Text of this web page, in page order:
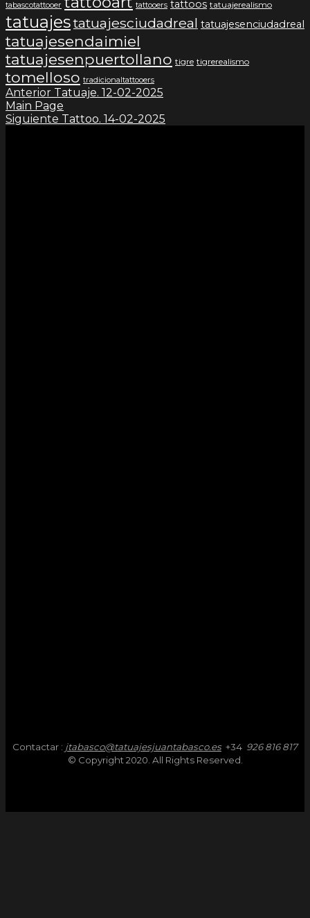
tabascotattooer tattooers tattoos tatuajerealismo
tatuajestatuajesciudadreal tatuajesenciudadreal
tatuajesendaimiel
tatuajesenpuertollano tigre tigrerealismo
tomelloso tradicionaltattooers
Anterior Tatuaje. 12-02-2025
Main Page
Siguiente Tattoo. 14-02-2025
Contactar : jtabasco@tatuajesjuantabasco.es+34 926 816 817
© Copyright 2020. All Rights Reserved.